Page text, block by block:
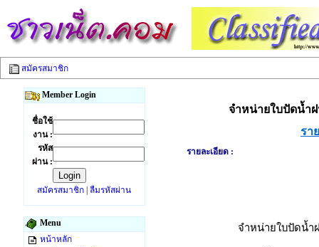
สมัครสมาชิก
Member Login
ชื่อใช้
งาน :
รหัส
ผ่าน :
สมัครสมาชิก ลืมรหัสผ่าน
Menu
หน้าหลัก
จำหน่ายใบปัดน้ำฝ
รา
รายละเอียด :
จำหน่ายใบปัดน้ำ